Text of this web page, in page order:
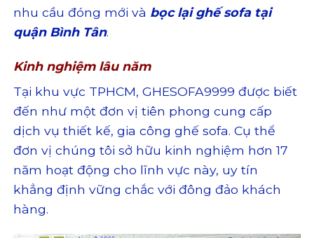
nhu cầu đóng mới và bọc lại ghế sofa tại
quận Bình Tân.
Kinh nghiệm lâu năm
Tại khu vực TPHCM, GHESOFA9999 được biết
đến như một đơn vị tiên phong cung cấp
dịch vụ thiết kế, gia công ghế sofa. Cụ thể
đơn vị chúng tôi sở hữu kinh nghiệm hơn 17
năm hoạt động cho lĩnh vực này, uy tín
khẳng định vững chắc với đông đảo khách
hàng.